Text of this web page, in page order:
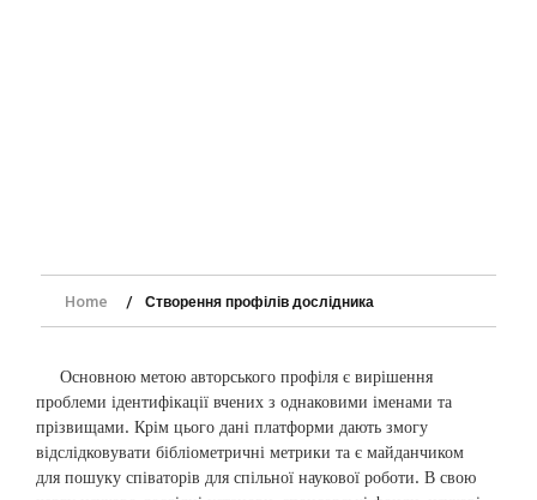
Home Створення профілів дослідника
Основною метою авторського профіля є вирішення
проблеми ідентифікації вчених з однаковими іменами та
прізвищами. Крім цього дані платформи дають змогу
відслідковувати бібліометричні метрики та є майданчиком
для пошуку співаторів для спільної наукової роботи. В свою